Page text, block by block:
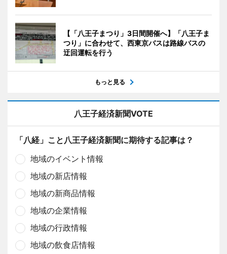
【「八王子まつり」3日間開催へ】「八王子ま
つり」に合わせて、西東京バスは路線バスの
迂回運転を行う
もっと見る
八王子経済新聞VOTE
「八経」こと八王子経済新聞に期待する記事は？
地域のイベント情報
地域の新店情報
地域の新商品情報
地域の企業情報
地域の行政情報
地域の飲食店情報